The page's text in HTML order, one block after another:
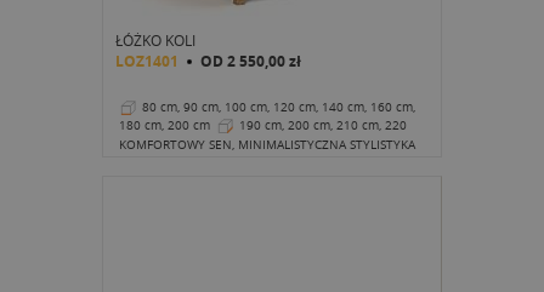
ŁÓŻKO KOLI
LOZ1401 OD 2 550,00 zł
80 cm, 90 cm, 100 cm, 120 cm, 140 cm, 160 cm,
180 cm, 200 cm
190 cm, 200 cm, 210 cm, 220
cm
32 cm
KOMFORTOWY SEN, MINIMALISTYCZNA STYLISTYKA